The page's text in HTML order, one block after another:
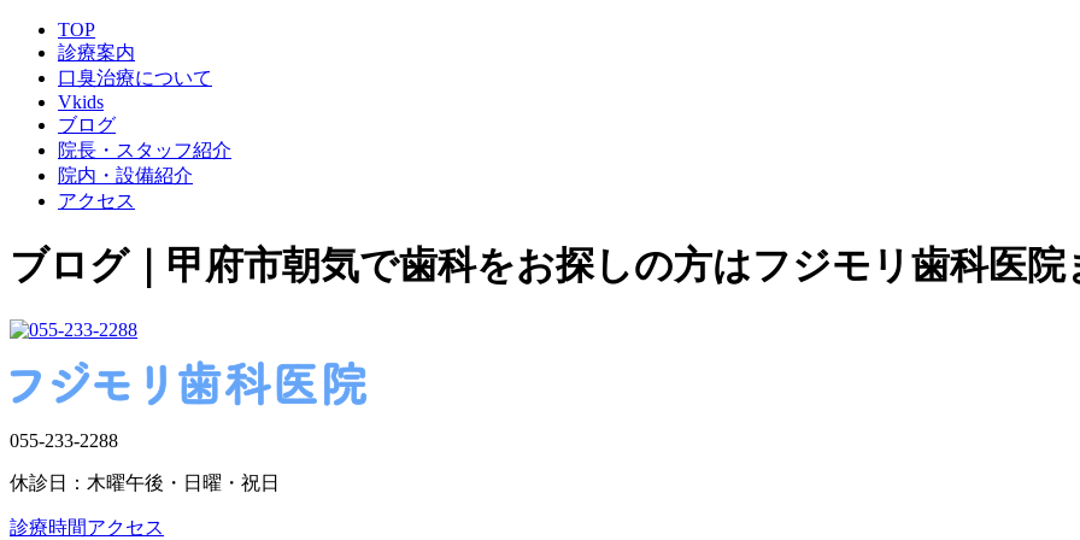
TOP
診療案内
口臭治療について
Vkids
ブログ
院長・スタッフ紹介
院内・設備紹介
アクセス
ブログ｜甲府市朝気で歯科をお探しの方はフジモリ歯科医院
055-233-2288
休診日：木曜午後・日曜・祝日
診療時間アクセス